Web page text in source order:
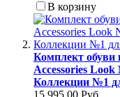
В корзину
Комплект обуви
Accessories
Коллекции №1